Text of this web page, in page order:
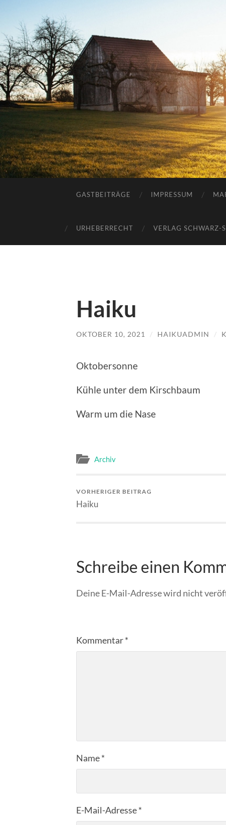
GASTBEITRÄGE IMPRESSUM
URHEBERRECHT VERLAG SCHWARZ-
Haiku
OKTOBER 10, 2021 / HAIKUADMIN /
Oktobersonne
Kühle unter dem Kirschbaum
Warm um die Nase
Archiv
VORHERIGER BEITRAG
Haiku
Schreibe einen
Deine E-Mail-Adresse wird nicht
Kommentar*
Name*
E-Mail-Adresse*